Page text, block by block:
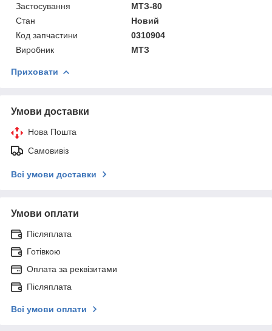
Застосування
МТЗ-80
Стан
Новий
Код запчастини
0310904
Виробник
МТЗ
Приховати
Умови доставки
Нова Пошта
Самовивіз
Всі умови доставки
Умови оплати
Післяплата
Готівкою
Оплата за реквізитами
Післяплата
Всі умови оплати